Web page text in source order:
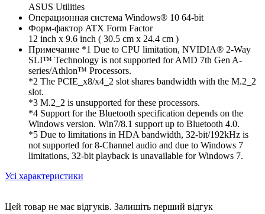
ASUS Utilities
Операционная система Windows® 10 64-bit
Форм-фактор ATX Form Factor
12 inch x 9.6 inch ( 30.5 cm x 24.4 cm )
Примечание *1 Due to CPU limitation, NVIDIA® 2-Way
SLI™ Technology is not supported for AMD 7th Gen A-
series/Athlon™ Processors.
*2 The PCIE_x8/x4_2 slot shares bandwidth with the M.2_2
slot.
*3 M.2_2 is unsupported for these processors.
*4 Support for the Bluetooth specification depends on the
Windows version. Win7/8.1 support up to Bluetooth 4.0.
*5 Due to limitations in HDA bandwidth, 32-bit/192kHz is
not supported for 8-Channel audio and due to Windows 7
limitations, 32-bit playback is unavailable for Windows 7.
Усі характеристики
Цей товар не має відгуків. Залишіть перший відгук